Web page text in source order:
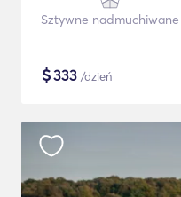
Sztywne nadmuchiwane
$333 /dzień